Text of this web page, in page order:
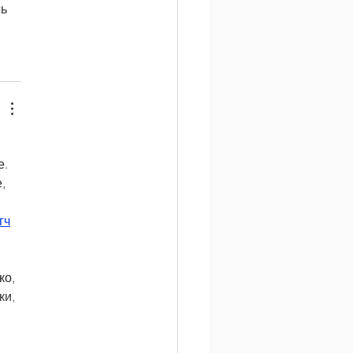
ч